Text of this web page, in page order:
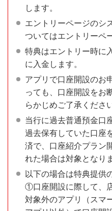
します。
エントリーページのシ
ついてはエントリーペ
特典はエントリー時に
に入金します。
アプリで口座開設のお
っても、口座開設をお
らかじめご了承くださ
当行に過去普通預金口
過去保有していた口座
済で、口座紹介プラン
れた場合は対象となり
以下の場合は特典提供
①口座開設に際して、
対象外のアプリ（スマ